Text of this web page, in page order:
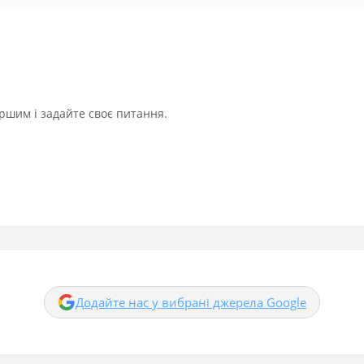
і задайте своє питання.
Додайте нас у вибрані джерела Google